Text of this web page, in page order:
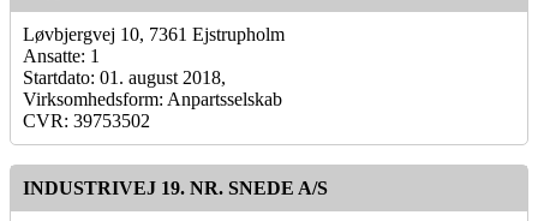
Løvbjergvej 10, 7361 Ejstrupholm
Ansatte: 1
Startdato: 01. august 2018,
Virksomhedsform: Anpartsselskab
CVR: 39753502
INDUSTRIVEJ 19. NR. SNEDE A/S